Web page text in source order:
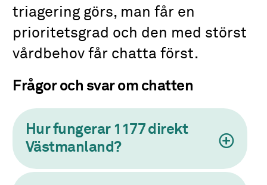
triagering görs, man får en
prioritetsgrad och den med störst
vårdbehov får chatta först.
Frågor och svar om chatten
Hur fungerar 1177 direkt
Västmanland?